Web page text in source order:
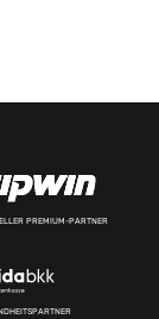
PREMIUM-PARTNER